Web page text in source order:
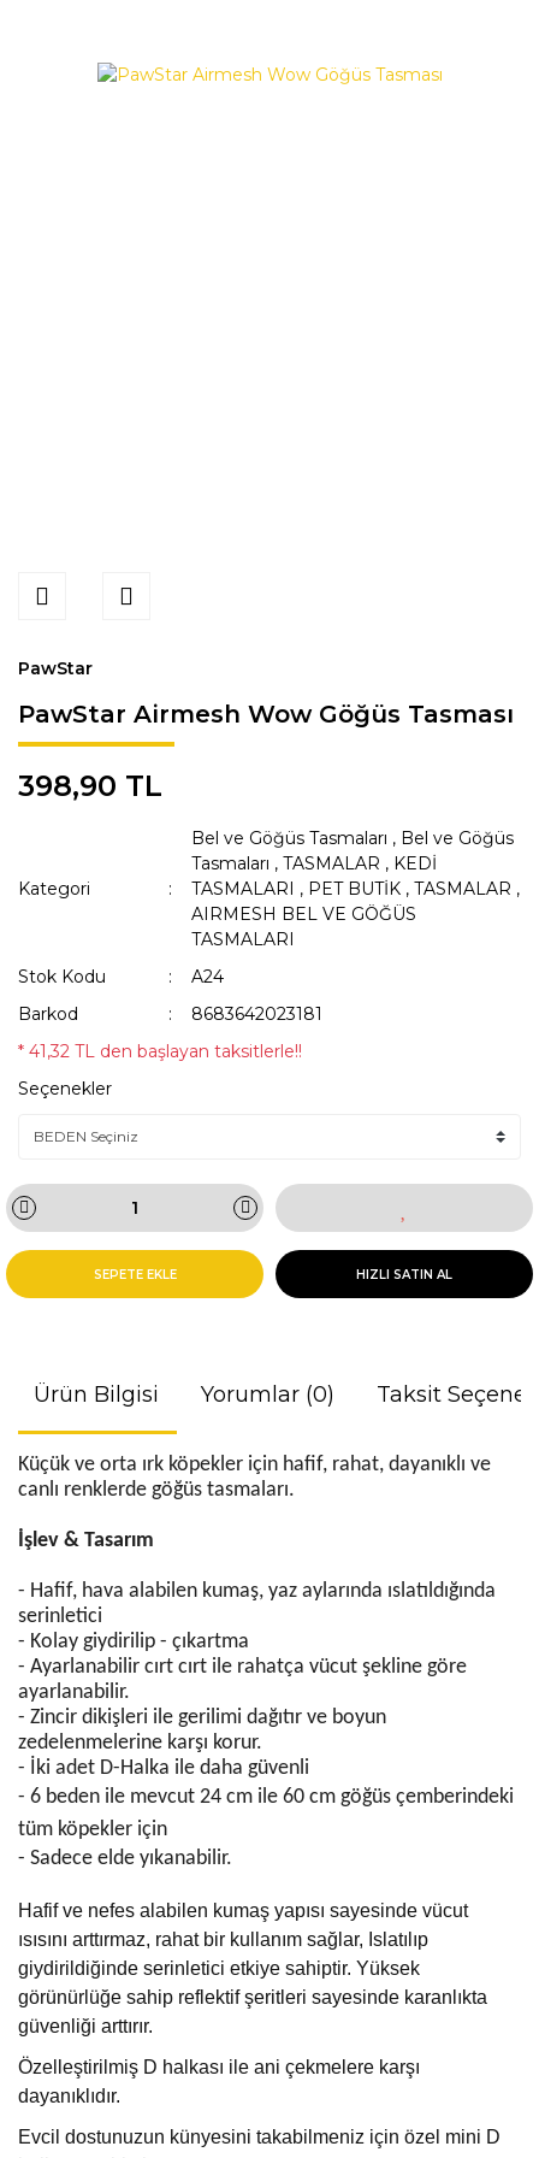
PawStar
PawStar Airmesh Wow Göğüs Tasması
398,90 TL
Kategori
Bel ve Göğüs Tasmaları , Bel ve Göğüs
Tasmaları ,TASMALAR , KEDİ
TASMALARI , PET BUTİK ,TASMALAR ,
AIRMESH BEL VE GÖĞÜS
TASMALARI
Stok Kodu
A24
Barkod
8683642023181
* 41,32 TL den başlayan taksitlerle!!
Seçenekler
SEPETE EKLE HIZLI SATIN AL
Ürün Bilgisi Yorumlar (0) Taksit
Küçük ve orta ırk köpekler için hafif, rahat, dayanıklı ve
canlı renklerde göğüs tasmaları.
İşlev & Tasarım
- Hafif, hava alabilen kumaş, yaz aylarında ıslatıldığında
serinletici
- Kolay giydirilip - çıkartma
- Ayarlanabilir cırt cırt ile rahatça vücut şekline göre
ayarlanabilir.
- Zincir dikişleri ile gerilimi dağıtır ve boyun
zedelenmelerine karşı korur.
- İki adet D-Halka ile daha güvenli
- 6 beden ile mevcut 24 cm ile 60 cm göğüs çemberindeki
tüm köpekler için
- Sadece elde yıkanabilir.
Hafif ve nefes alabilen kumaş yapısı sayesinde vücut
ısısını arttırmaz, rahat bir kullanım sağlar, Islatılıp
giydirildiğinde serinletici etkiye sahiptir. Yüksek
görünürlüğe sahip reflektif şeritleri sayesinde karanlıkta
güvenliği arttırır.
Özelleştirilmiş D halkası ile ani çekmelere karşı
dayanıklıdır.
Evcil dostunuzun künyesini takabilmeniz için özel mini D